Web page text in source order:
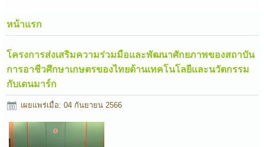
หน้าแรก
โครงการส่งเสริมความร่วมมือและพัฒนาศักยภาพของสถาบัน
การอาชีวศึกษาเกษตรของไทยด้านเทคโนโลยีและนวัตกรรม
กับเดนมาร์ก
เผยแพร่เมื่อ: 04 กันยายน 2566